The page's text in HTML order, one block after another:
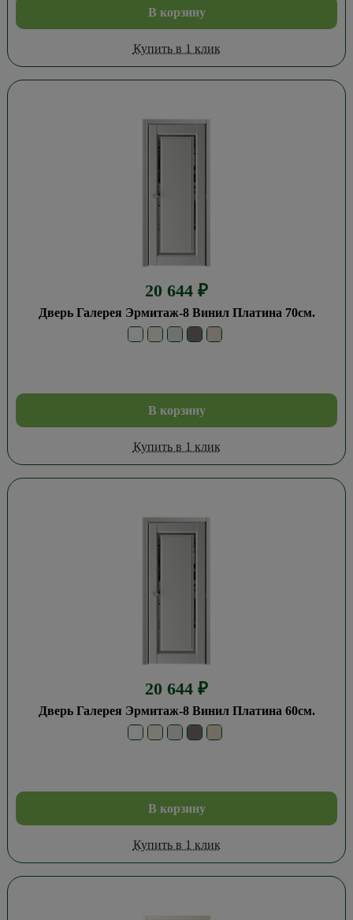
В корзину
Купить в 1 клик
20 644 ₽
Дверь Галерея Эрмитаж-8 Винил Платина 70см.
В корзину
Купить в 1 клик
20 644 ₽
Дверь Галерея Эрмитаж-8 Винил Платина 60см.
В корзину
Купить в 1 клик